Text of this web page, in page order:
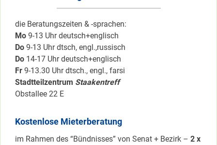
die Beratungszeiten & -sprachen:
Mo 9-13 Uhr deutsch+englisch
Do 9-13 Uhr dtsch, engl.,russisch
Do 14-17 Uhr deutsch+englisch
Fr 9-13.30 Uhr dtsch., engl., farsi
Stadtteilzentrum Staakentreff
Obstallee 22 E
Kostenlose Mieterberatung
im Rahmen des “Bündnisses” von Senat + Bezirk – 2 x